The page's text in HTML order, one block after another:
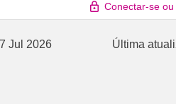
Conectar-se
7 Jul 2026 Última